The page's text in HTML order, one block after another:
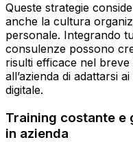
Queste strategie
anche la cultura
personale. Integrando
consulenze possono
risulti efficace nel
all’azienda di adattarsi
digitale.
Training costante e
in azienda